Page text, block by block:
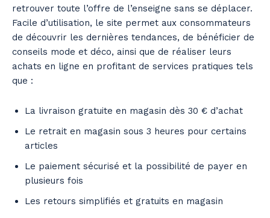
retrouver toute l’offre de l’enseigne sans se déplacer.
Facile d’utilisation, le site permet aux consommateurs
de découvrir les dernières tendances, de bénéficier de
conseils mode et déco, ainsi que de réaliser leurs
achats en ligne en profitant de services pratiques tels
que :
La livraison gratuite en magasin dès 30 € d’achat
Le retrait en magasin sous 3 heures pour certains
articles
Le paiement sécurisé et la possibilité de payer en
plusieurs fois
Les retours simplifiés et gratuits en magasin